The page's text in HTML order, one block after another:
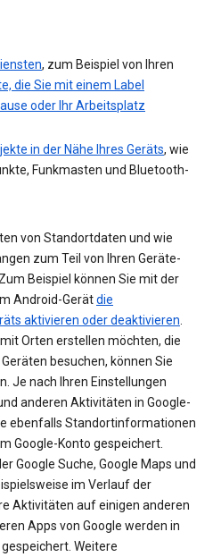
, zum Beispiel von Ihren
die Sie mit einem Label
oder Ihr Arbeitsplatz
in der Nähe Ihres Geräts, wie
Funkmasten und Bluetooth-
von Standortdaten und wie
zum Teil von Ihren Geräte-
Beispiel können Sie mit der
Android-Gerätdie
aktivieren oder deaktivieren
Orten erstellen möchten, die
besuchen, können Sie
Je nach Ihren Einstellungen
anderen Aktivitäten in Google-
ebenfalls Standortinformationen
Google-Konto gespeichert.
Google Suche, Google Maps und
im Verlauf der
Aktivitäten auf einigen anderen
Apps von Google werden in
Weitere